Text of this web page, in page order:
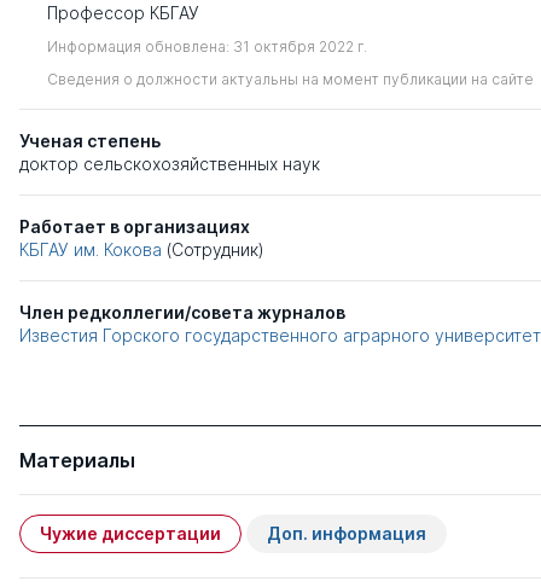
Профессор КБГАУ
Информация обновлена: 31 октября 2022 г.
Сведения о должности актуальны на момент публикации на сайте
Ученая степень
доктор сельскохозяйственных наук
Работает в организациях
КБГАУ им. Кокова (Сотрудник)
Член редколлегии/совета журналов
Известия Горского государственного аграрного
Материалы
Чужие диссертации Доп. информация